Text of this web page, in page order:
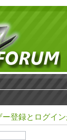
登録とログイ